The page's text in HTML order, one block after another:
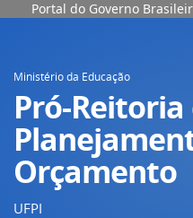
Portal do Governo
Ministério da Educação
Pró-Reitoria
Orçamento
UFPI